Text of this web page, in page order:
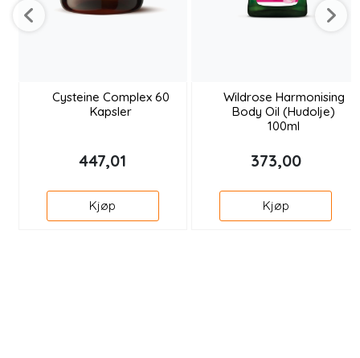
Cysteine Complex 60
Kapsler
447,01
Kjøp
Wildrose Harmonising
Body Oil (Hudolje)
100ml
373,00
Kjøp